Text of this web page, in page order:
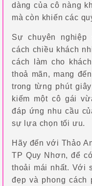
dàng của cô nàng
mà còn khiến các
Sự chuyên nghiệp
cách chiều khách
cách làm cho
thoả mãn, mang
trong từng phút
kiếm một cô gái
đáp ứng nhu cầu
sự lựa chọn tối ưu.
Hãy đến với Thảo
TP Quy Nhơn, để
thoải mái nhất. Với
đẹp và phong cách